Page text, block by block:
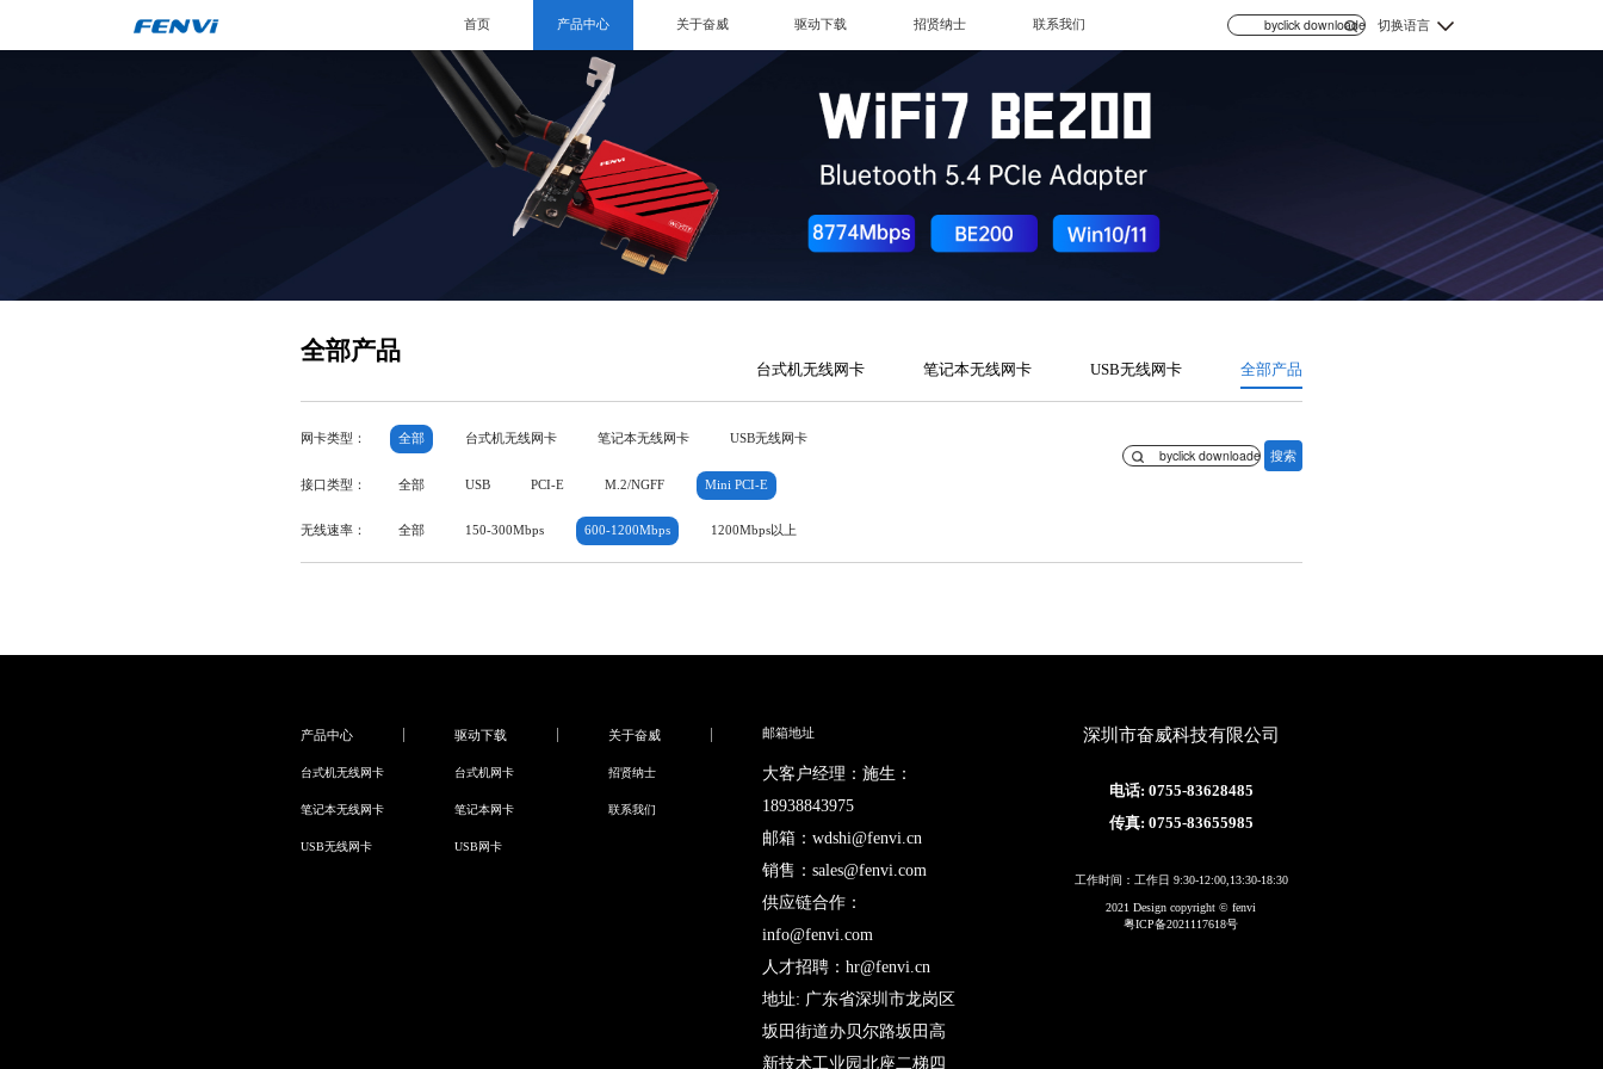
首页 产品中心 关于奋威 驱动下载 招贤纳士 联系我们 切换语言
全部产品
台式机无线网卡 笔记本无线网卡 USB无线网卡 全部产品
网卡类型： 全部 台式机无线网卡 笔记本无线网卡 USB无线网卡
搜索
接口类型： 全部 USB PCI-E M.2/NGFF Mini PCI-E
无线速率： 全部 150-300Mbps 600-1200Mbps 1200Mbps以上
产品中心
台式机无线网卡
笔记本无线网卡
USB无线网卡
驱动下载
台式机网卡
笔记本网卡
USB网卡
关于奋威
招贤纳士
联系我们
邮箱地址
大客户经理：施生：
18938843975
邮箱：wdshi@fenvi.cn
销售：sales@fenvi.com
供应链合作：
info@fenvi.com
人才招聘：hr@fenvi.cn
地址: 广东省深圳市龙岗区
坂田街道办贝尔路坂田高
新技术工业园北座二梯四
深圳市奋威科技有限公司
电话: 0755-83628485
传真: 0755-83655985
工作时间：工作日 9:30-12:00,13:30-18:30
2021 Design copyright © fenvi
粤ICP备2021117618号